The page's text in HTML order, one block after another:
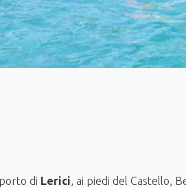
di Lerici , ai piedi del Castello,